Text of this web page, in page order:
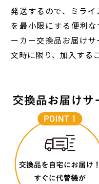
発送するので、ミラ
を最小限にする便利
ーカー交換品お届け
文時に限り、加入する